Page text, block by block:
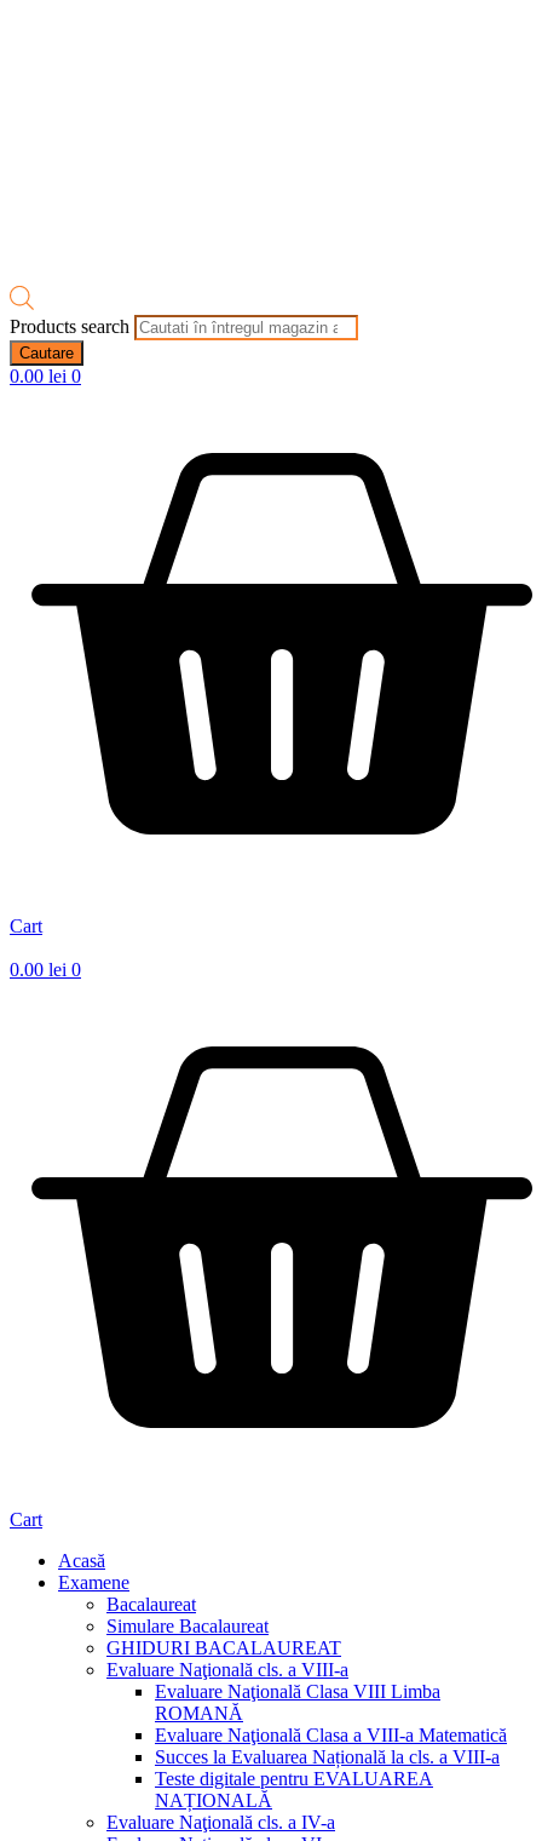
Products search
Cautare
0.00 lei 0
Cart
0.00 lei 0
Cart
Acasă
Examene
Bacalaureat
Simulare Bacalaureat
GHIDURI BACALAUREAT
Evaluare Naţională cls. a VIII-a
Evaluare Naţională Clasa VIII Limba
ROMANĂ
Evaluare Naţională Clasa a VIII-a Matematică
Succes la Evaluarea Națională la cls. a VIII-a
Teste digitale pentru EVALUAREA
NAȚIONALĂ
Evaluare Naţională cls. a IV-a